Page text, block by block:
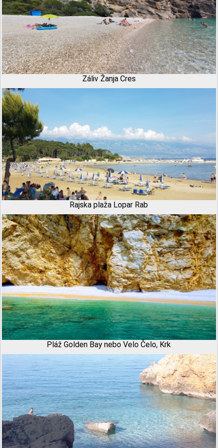
Záliv Žanja Cres
Rajska plaža Lopar Rab
Pláž Golden Bay nebo Velo Čelo, Krk